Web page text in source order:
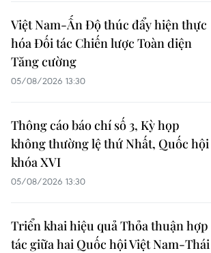
Việt Nam-Ấn Độ thúc đẩy hiện thực
hóa Đối tác Chiến lược Toàn diện
Tăng cường
05/08/2026 13:30
Thông cáo báo chí số 3, Kỳ họp
không thường lệ thứ Nhất, Quốc hội
khóa XVI
05/08/2026 13:30
Triển khai hiệu quả Thỏa thuận hợp
tác giữa hai Quốc hội Việt Nam-Thái